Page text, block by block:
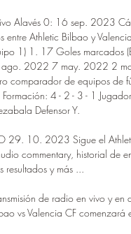
Alavés 0: 16 sep. 2023
Athletic Bilbao y
1) 1. 17 Goles
2022 7 may. 2022 2
comparador de equipos de
4 - 2 - 3 - 1
Defensor Y.
29. 10. 2023 Sigue el
commentary, historial de
resultados y más ...
de radio en vivo y en
vs Valencia CF